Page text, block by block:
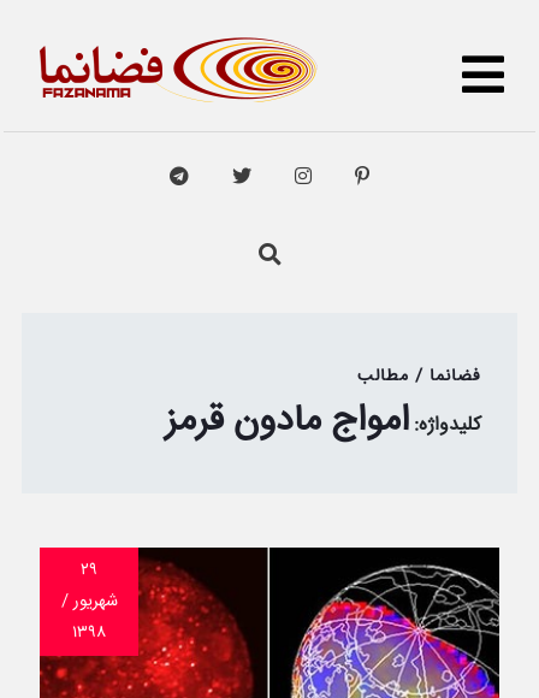
فضانما / مطالب
کلیدواژه: امواج مادون قرمز
۲۹
شهریور /
۱۳۹۸